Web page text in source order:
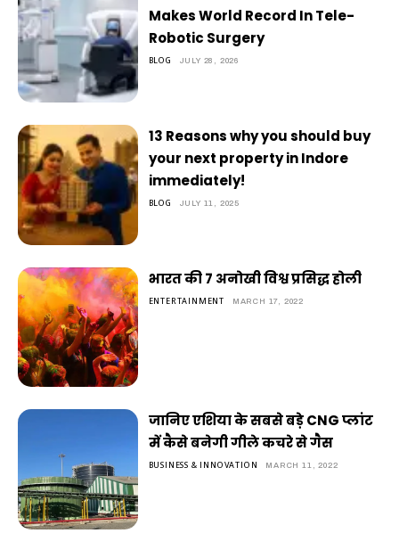
Makes World Record In Tele-
Robotic Surgery
BLOG JULY 28, 2026
13 Reasons why you should buy
your next property in Indore
immediately!
BLOG JULY 11, 2025
भारत की 7 अनोखी विश्व प्रसिद्ध होली
ENTERTAINMENT MARCH 17, 2022
जानिए एशिया के सबसे बड़े CNG प्लांट
में कैसे बनेगी गीले कचरे से गैस
BUSINESS & INNOVATION MARCH 11, 2022